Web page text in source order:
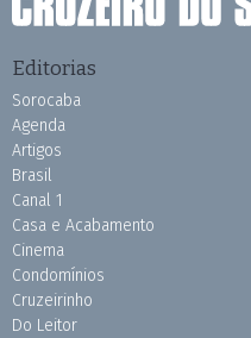
Editorias
Sorocaba
Agenda
Artigos
Brasil
Canal 1
Casa e Acabamento
Cinema
Condomínios
Cruzeirinho
Do Leitor